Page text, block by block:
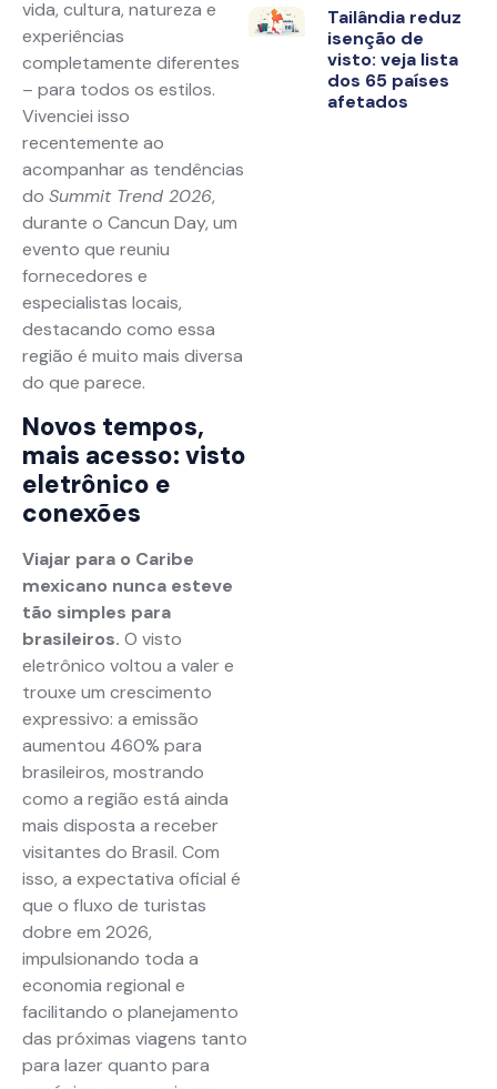
vida, cultura, natureza e
experiências
completamente diferentes
– para todos os estilos.
Vivenciei isso
recentemente ao
acompanhar as tendências
do Summit Trend 2026,
durante o Cancun Day, um
evento que reuniu
fornecedores e
especialistas locais,
destacando como essa
região é muito mais diversa
do que parece.
Novos tempos,
mais acesso: visto
eletrônico e
conexões
Viajar para o Caribe
mexicano nunca esteve
tão simples para
brasileiros. O visto
eletrônico voltou a valer e
trouxe um crescimento
expressivo: a emissão
aumentou 460% para
brasileiros, mostrando
como a região está ainda
mais disposta a receber
visitantes do Brasil. Com
isso, a expectativa oficial é
que o fluxo de turistas
dobre em 2026,
impulsionando toda a
economia regional e
facilitando o planejamento
das próximas viagens tanto
para lazer quanto para
Tailândia reduz
isenção de
visto: veja lista
dos 65 países
afetados